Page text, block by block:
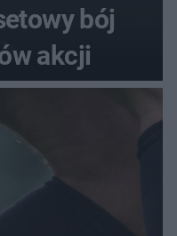
bój
akcji